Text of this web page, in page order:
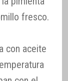
fresco.
con aceite